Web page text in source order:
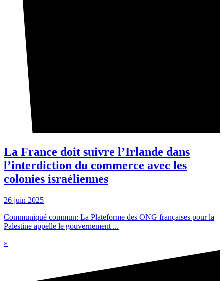
La France doit suivre l’Irlande dans
l’interdiction du commerce avec les
colonies israéliennes
26 juin 2025
Communiqué commun: La Plateforme des ONG françaises pour la
Palestine appelle le gouvernement ...
»